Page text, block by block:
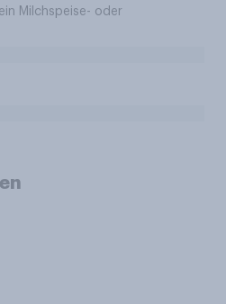
Milchspeise- oder